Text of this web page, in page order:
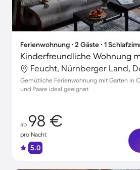
Ferienwohnung ∙ 2 Gäste ∙ 1
Feucht, Nürnberger Land,
Gemütliche Ferienwohnung mit Garten in
und Paare ideal geeignet
ab 98 €
pro Nacht
5.0